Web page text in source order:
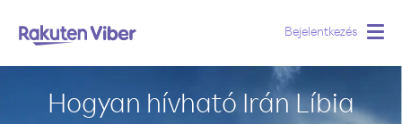
Bejelentkezés
Hogyan hívható Irán Líbia